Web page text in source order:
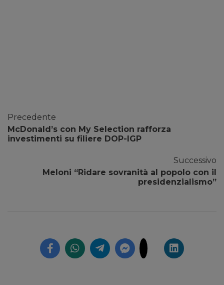
Precedente
McDonald’s con My Selection rafforza
investimenti su filiere DOP-IGP
Successivo
Meloni “Ridare sovranità al popolo con il
presidenzialismo”